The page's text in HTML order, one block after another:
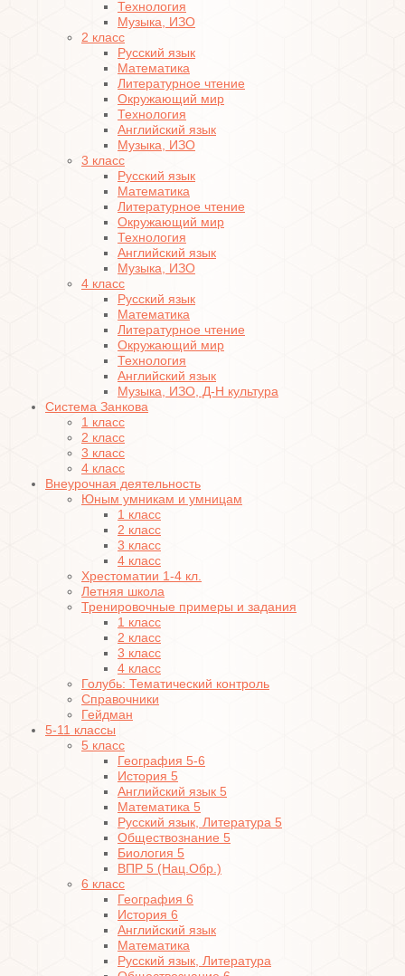
Технология
Музыка, ИЗО
2 класс
Русский язык
Математика
Литературное чтение
Окружающий мир
Технология
Английский язык
Музыка, ИЗО
3 класс
Русский язык
Математика
Литературное чтение
Окружающий мир
Технология
Английский язык
Музыка, ИЗО
4 класс
Русский язык
Математика
Литературное чтение
Окружающий мир
Технология
Английский язык
Музыка, ИЗО, Д-Н культура
Система Занкова
1 класс
2 класс
3 класс
4 класс
Внеурочная деятельность
Юным умникам и умницам
1 класс
2 класс
3 класс
4 класс
Хрестоматии 1-4 кл.
Летняя школа
Тренировочные примеры и задания
1 класс
2 класс
3 класс
4 класс
Голубь: Тематический контроль
Справочники
Гейдман
5-11 классы
5 класс
География 5-6
История 5
Английский язык 5
Математика 5
Русский язык, Литература 5
Обществознание 5
Биология 5
ВПР 5 (Нац.Обр.)
6 класс
География 6
История 6
Английский язык
Математика
Русский язык, Литература